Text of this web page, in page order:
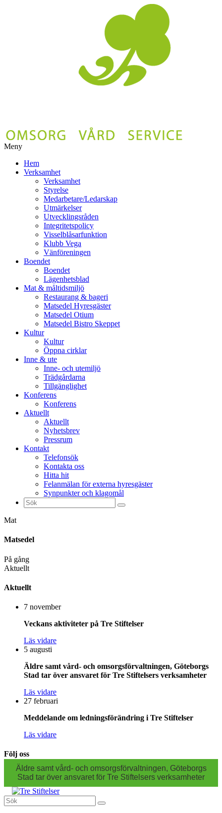
Meny
vidare
Hem
Verksamhet
Verksamhet
Styrelse
Medarbetare/Ledarskap
Utmärkelser
Utvecklingsråden
Integritetspolicy
Visselblåsarfunktion
Klubb Vega
Vänföreningen
Boendet
Boendet
Lägenhetsblad
Mat & måltidsmiljö
Restaurang & bageri
Matsedel Hyresgäster
Matsedel Otium
Matsedel Bistro Skeppet
Kultur
Kultur
Öppna cirklar
Inne & ute
Inne- och utemiljö
Trädgårdarna
Tillgänglighet
Konferens
Konferens
Aktuellt
Aktuellt
Nyhetsbrev
Pressrum
Kontakt
Telefonsök
Kontakta oss
Hitta hit
Felanmälan för externa hyresgäster
Synpunkter och klagomål
Sök
efter:
Mat
Matsedel
På gång
Aktuellt
Aktuellt
7 november
Veckans aktiviteter på Tre Stiftelser
Läs vidare
5 augusti
Äldre samt vård- och omsorgsförvaltningen, Göteborgs
Stad tar över ansvaret för Tre Stiftelsers verksamheter
Läs vidare
27 februari
Meddelande om ledningsförändring i Tre Stiftelser
Läs vidare
Följ oss
Äldre samt vård- och omsorgsförvaltningen, Göteborgs
Stad tar över ansvaret för Tre Stiftelsers verksamheter
Sök
efter: